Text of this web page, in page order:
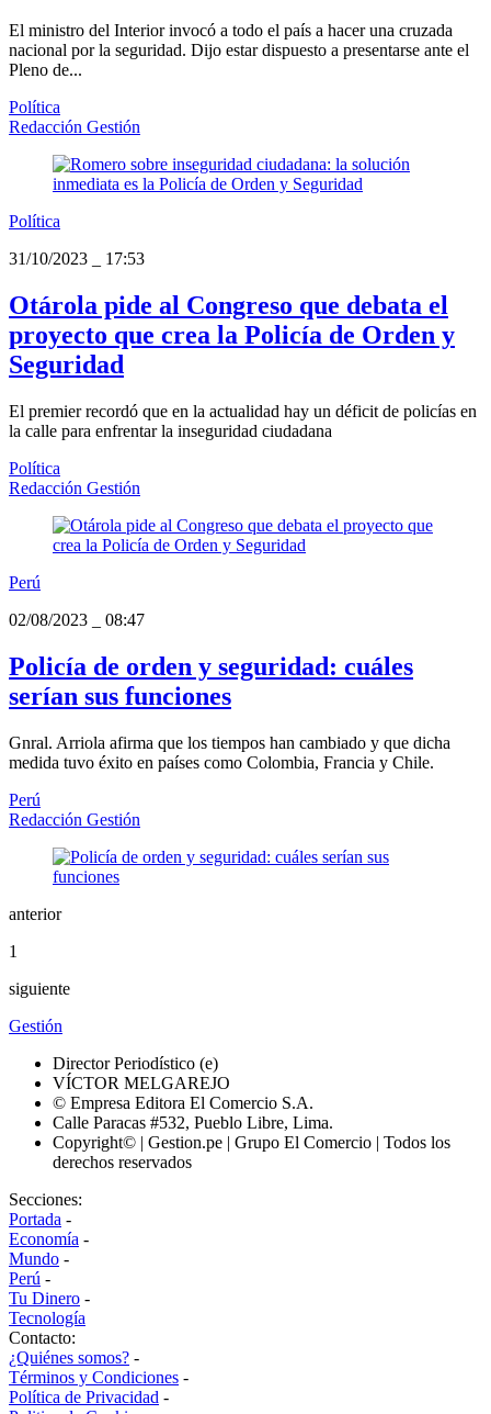
El ministro del Interior invocó a todo el país a hacer una cruzada
nacional por la seguridad. Dijo estar dispuesto a presentarse ante el
Pleno de...
Política
Redacción Gestión
Política
31/10/2023
17:53
Otárola pide al Congreso que debata el
proyecto que crea la Policía de Orden y
Seguridad
El premier recordó que en la actualidad hay un déficit de policías en
la calle para enfrentar la inseguridad ciudadana
Política
Redacción Gestión
Perú
02/08/2023
08:47
Policía de orden y seguridad: cuáles
serían sus funciones
Gnral. Arriola afirma que los tiempos han cambiado y que dicha
medida tuvo éxito en países como Colombia, Francia y Chile.
Perú
Redacción Gestión
anterior
1
siguiente
Gestión
Director Periodístico (e)
VÍCTOR MELGAREJO
© Empresa Editora El Comercio S.A.
Calle Paracas #532, Pueblo Libre, Lima.
Copyright© | Gestion.pe | Grupo El Comercio | Todos los
derechos reservados
Secciones:
Portada -
Economía -
Mundo -
Perú -
Tu Dinero -
Tecnología
Contacto:
¿Quiénes somos? -
Términos y Condiciones -
Política de Privacidad -